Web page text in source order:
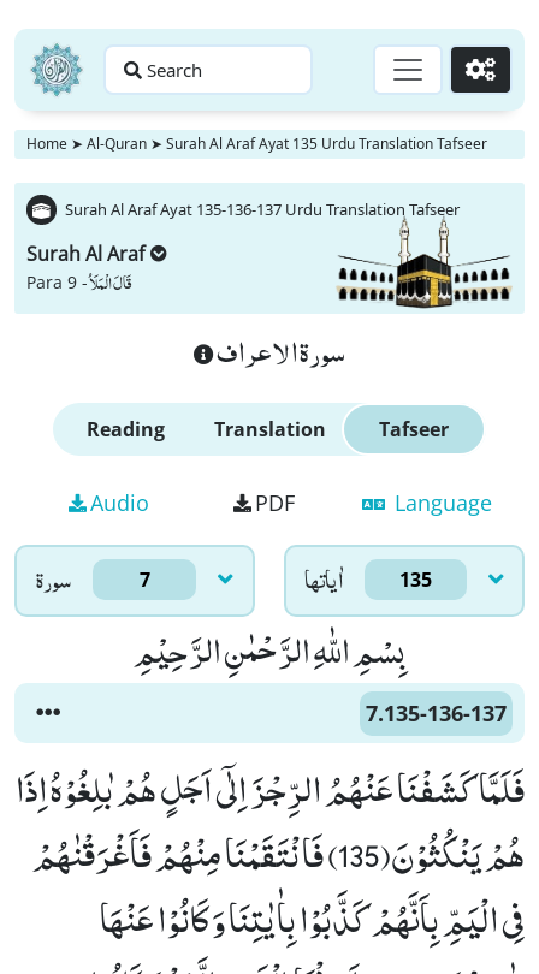
Search Go
Home ➤ Al-Quran ➤ Surah Al Araf Ayat 135 Urdu Translation Tafseer
Surah Al Araf Ayat 135-136-137 Urdu Translation Tafseer
Surah Al Araf
Para 9 -قَالَ الْمَلَاُ
سورة الاعراف
Reading Translation Tafseer
Audio PDF Language
سورۃ 7 اٰياتها 135
بِسْمِ اللّٰهِ الرَّحْمٰنِ الرَّحِیْمِ
7.135-136-137
فَلَمَّا كَشَفْنَا عَنْهُمُ الرِّجْزَ اِلٰۤى اَجَلٍ هُمْ بٰلِغُوْهُ اِذَا
هُمْ یَنْكُثُوْنَ(135) فَانْتَقَمْنَا مِنْهُمْ فَاَغْرَقْنٰهُمْ
فِی الْیَمِّ بِاَنَّهُمْ كَذَّبُوْا بِاٰیٰتِنَا وَ كَانُوْا عَنْهَا